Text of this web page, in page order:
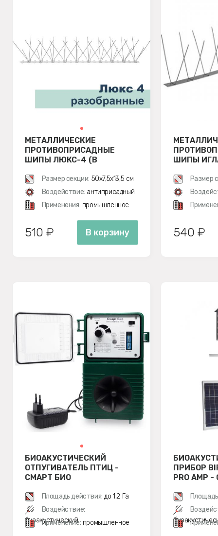
МЕТАЛЛИЧЕСКИЕ
ПРОТИВОПРИСАДНЫЕ
ШИПЫ ЛЮКС-4 (В
Размер секции: 50х7,5х13,5 см
Воздействие: антиприсадный
Применения: промышленное
510 ₽ В корзину
ШИПЫ
Размер
540 ₽
БИОАКУСТИЧЕСКИЙ
ОТПУГИВАТЕЛЬ ПТИЦ -
СМАРТ БИО
Площадь действия: до 1,2 Га
Воздействие:
биоакустический
Применение: промышленное
ПРИБОР
PRO AMP